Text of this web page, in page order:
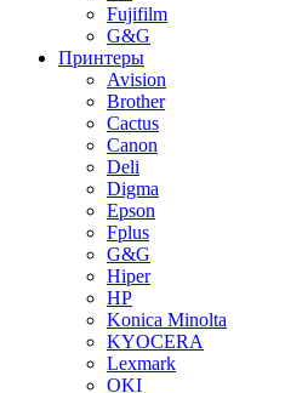
Fujifilm
G&G
Принтеры
Avision
Brother
Cactus
Canon
Deli
Digma
Epson
Fplus
G&G
Hiper
HP
Konica Minolta
KYOCERA
Lexmark
OKI